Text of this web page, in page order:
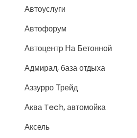
Автоуслуги
Автофорум
Автоцентр На Бетонной
Адмирал, база отдыха
Аззурро Трейд
Аква Tech, автомойка
Аксель